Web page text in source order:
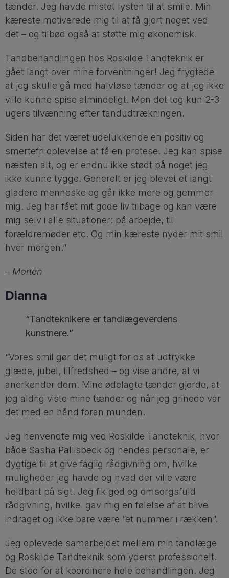
tænder. Jeg havde mistet lysten til at smile. Min
kæreste motiverede mig til at få gjort noget ved
det – og tilbød også at støtte mig økonomisk.
Tandbehandlingen hos Roskilde Tandteknik er
gået langt over mine forventninger! Jeg frygtede
at jeg skulle gå med halvløse tænder og at jeg ikke
ville kunne spise almindeligt. Men det tog kun 2-3
ugers tilvænning efter tandudtrækningen.
Siden har det været udelukkende en positiv og
smertefri oplevelse at få en protese. Jeg kan spise
næsten alt, og er endnu ikke stødt på noget jeg
ikke kunne tygge. Generelt er jeg blevet et langt
gladere menneske og går ikke mere og gemmer
mig. Jeg har fået mit gode liv tilbage og kan være
mig selv i alle situationer: på arbejde, til
forældremøder etc. Og min kæreste nyder mit smil
hver morgen.”
– Morten
Dianna
“Tandteknikere er tandlægeverdens
kunstnere.”
“Vores smil gør det muligt for os at udtrykke
glæde, jubel, tilfredshed – og vise andre, at vi
anerkender dem. Mine ødelagte tænder gjorde, at
jeg aldrig viste mine tænder og når jeg grinede var
det med en hånd foran munden.
Jeg henvendte mig ved Roskilde Tandteknik, hvor
både Sasha Pallisbeck og hendes personale, er
dygtige til at give faglig rådgivning om, hvilke
muligheder jeg havde og hvad der ville være
holdbart på sigt. Jeg fik god og omsorgsfuld
rådgivning, hvilke gav mig en følelse af at blive
indraget og ikke bare være “et nummer i rækken”.
Jeg oplevede samarbejdet mellem min tandlæge
og Roskilde Tandteknik som yderst professionelt.
De stod for at koordinere hele behandlingen. Jeg